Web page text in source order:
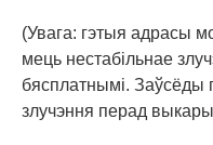
(Увага: гэтыя адрасы
мець нестабільнае
бясплатнымі. Заўсёды
злучэння перад